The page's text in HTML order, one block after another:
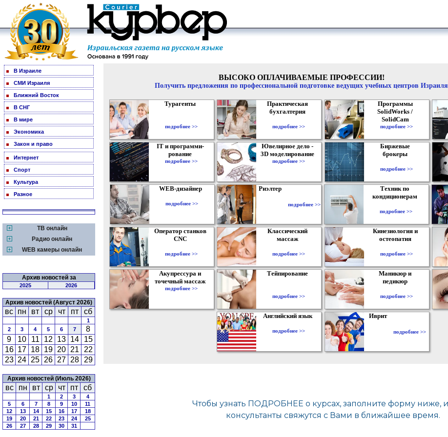
В Израиле
СМИ Израиля
Ближний Восток
В СНГ
В мире
Экономика
Закон и право
Интернет
Спорт
Культура
Разное
ТВ онлайн
Радио онлайн
WEB камеры онлайн
Архив новостей за
2025 2026
Архив новостей (Август 2026)
вс пн вт ср чт пт сб
1
2
3 4 5 6 7
8
9
10 11 12 13 14
15
16 17 18 19 20 21
22
23 24 25 26 27 28 29
Архив новостей (Июль 2026)
вс пн вт ср чт пт сб
1 2 3
4
5
6 7 8 9 10
11
12
13 14 15 16 17
18
19
20 21 22 23 24
25
26
27 28 29 30 31
ВЫСОКО ОПЛАЧИВАЕМЫЕ ПРОФЕССИИ!
Получить предложения по профессиональной подготовке ведущих учебных центров Израиля
Турагенты
подробнее >>
Практическая
бухгалтерия
подробнее >>
Программы
SolidWorks /
SolidCam
подробнее >>
IT и программи-
рование
подробнее >>
Ювелирное дело -
3D моделирование
подробнее >>
Биржевые
брокеры
подробнее >>
WEB-дизайнер
подробнее >>
Риэлтер
подробнее >>
Техник по
кондиционерам
подробнее >>
Оператор станков
CNC
подробнее >>
Классический
массаж
подробнее >>
Кинезиология и
остеопатия
подробнее >>
Акупрессура и
точечный массаж
подробнее >>
Тейпирование
подробнее >>
Маникюр и
педикюр
подробнее >>
Английский язык
подробнее >>
Иврит
подробнее >>